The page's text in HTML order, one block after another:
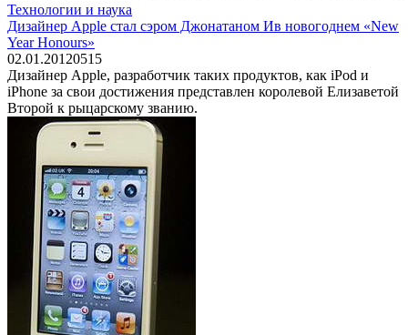
Технологии и наука
Дизайнер Apple стал сэром Джонатаном Ив новогоднем «New
Year Honours»
02.01.20120515
Дизайнер Apple, разработчик таких продуктов, как iPod и
iPhone за свои достижения представлен королевой Елизаветой
Второй к рыцарскому званию.